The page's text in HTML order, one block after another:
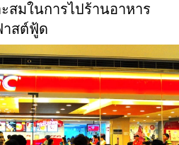
สมในการไปร้านอาหาร
าสต์ฟู้ด